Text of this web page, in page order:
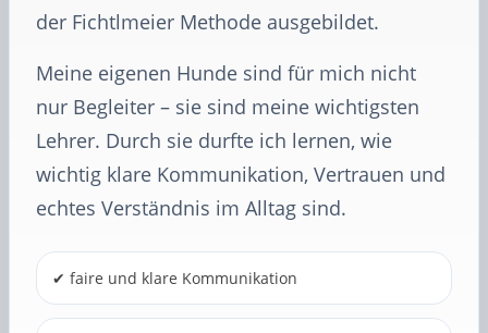
der Fichtlmeier Methode ausgebildet.
Meine eigenen Hunde sind für mich nicht
nur Begleiter – sie sind meine wichtigsten
Lehrer. Durch sie durfte ich lernen, wie
wichtig klare Kommunikation, Vertrauen und
echtes Verständnis im Alltag sind.
✔ faire und klare Kommunikation